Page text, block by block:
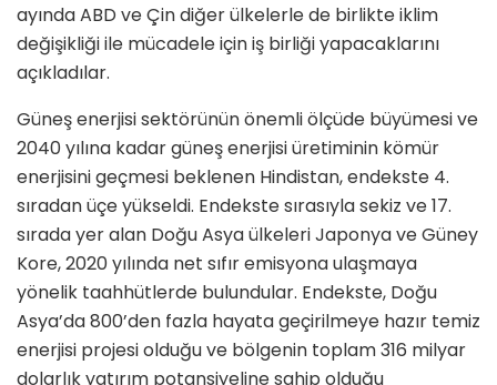
ayında ABD ve Çin diğer ülkelerle de birlikte iklim
değişikliği ile mücadele için iş birliği yapacaklarını
açıkladılar.
Güneş enerjisi sektörünün önemli ölçüde büyümesi ve
2040 yılına kadar güneş enerjisi üretiminin kömür
enerjisini geçmesi beklenen Hindistan, endekste 4.
sıradan üçe yükseldi. Endekste sırasıyla sekiz ve 17.
sırada yer alan Doğu Asya ülkeleri Japonya ve Güney
Kore, 2020 yılında net sıfır emisyona ulaşmaya
yönelik taahhütlerde bulundular. Endekste, Doğu
Asya’da 800’den fazla hayata geçirilmeye hazır temiz
enerjisi projesi olduğu ve bölgenin toplam 316 milyar
dolarlık yatırım potansiyeline sahip olduğu